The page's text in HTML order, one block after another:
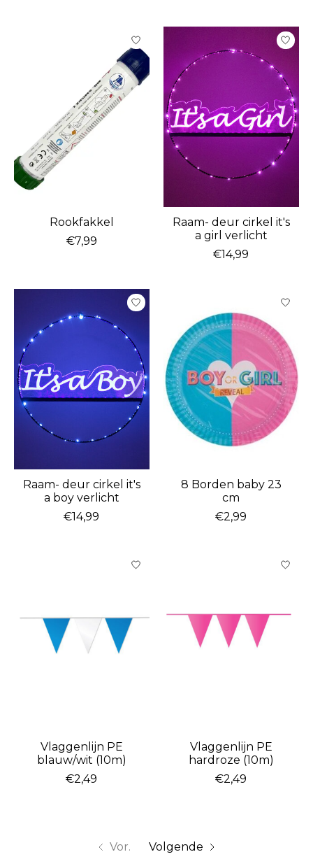
Rookfakkel
€7,99
Raam- deur cirkel it's
a girl verlicht
€14,99
Raam- deur cirkel it's
a boy verlicht
€14,99
8 Borden baby 23
cm
€2,99
Vlaggenlijn PE
blauw/wit (10m)
€2,49
Vlaggenlijn PE
hardroze (10m)
€2,49
Vor. Volgende